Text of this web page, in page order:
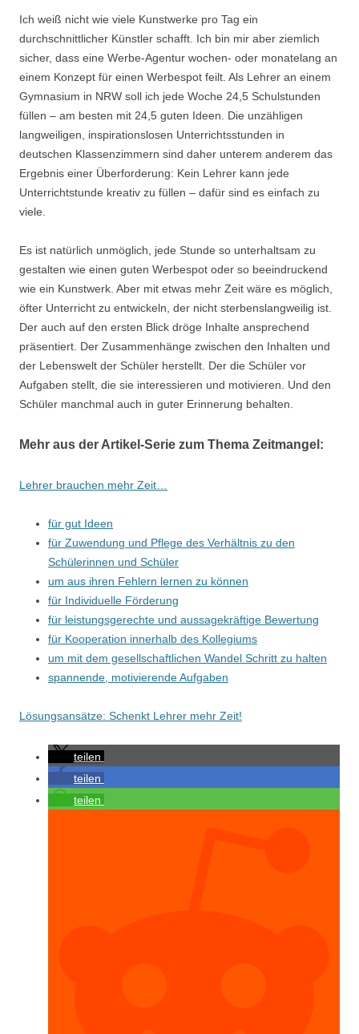
Ich weiß nicht wie viele Kunstwerke pro Tag ein
durchschnittlicher Künstler schafft. Ich bin mir aber ziemlich
sicher, dass eine Werbe-Agentur wochen- oder monatelang an
einem Konzept für einen Werbespot feilt. Als Lehrer an einem
Gymnasium in NRW soll ich jede Woche 24,5 Schulstunden
füllen – am besten mit 24,5 guten Ideen. Die unzähligen
langweiligen, inspirationslosen Unterrichtsstunden in
deutschen Klassenzimmern sind daher unterem anderem das
Ergebnis einer Überforderung: Kein Lehrer kann jede
Unterrichtstunde kreativ zu füllen – dafür sind es einfach zu
viele.
Es ist natürlich unmöglich, jede Stunde so unterhaltsam zu
gestalten wie einen guten Werbespot oder so beeindruckend
wie ein Kunstwerk. Aber mit etwas mehr Zeit wäre es möglich,
öfter Unterricht zu entwickeln, der nicht sterbenslangweilig ist.
Der auch auf den ersten Blick dröge Inhalte ansprechend
präsentiert. Der Zusammenhänge zwischen den Inhalten und
der Lebenswelt der Schüler herstellt. Der die Schüler vor
Aufgaben stellt, die sie interessieren und motivieren. Und den
Schüler manchmal auch in guter Erinnerung behalten.
Mehr aus der Artikel-Serie zum Thema Zeitmangel:
Lehrer brauchen mehr Zeit…
für gut Ideen
für Zuwendung und Pflege des Verhältnis zu den
Schülerinnen und Schüler
um aus ihren Fehlern lernen zu können
für Individuelle Förderung
für leistungsgerechte und aussagekräftige Bewertung
für Kooperation innerhalb des Kollegiums
um mit dem gesellschaftlichen Wandel Schritt zu halten
spannende, motivierende Aufgaben
Lösungsansätze: Schenkt Lehrer mehr Zeit!
teilen
teilen
teilen